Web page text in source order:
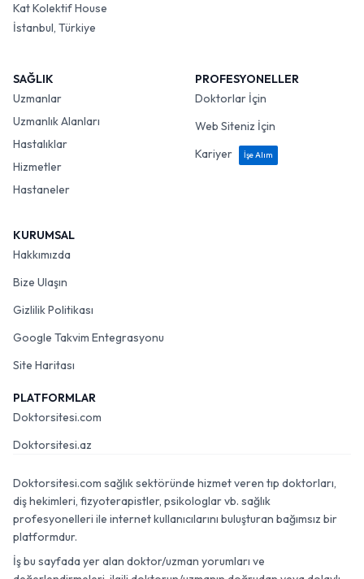
Kat Kolektif House
İstanbul, Türkiye
SAĞLIK
Uzmanlar
Uzmanlık Alanları
Hastalıklar
Hizmetler
Hastaneler
PROFESYONELLER
Doktorlar İçin
Web Siteniz İçin
Kariyer
İşe Alım
KURUMSAL
Hakkımızda
Bize Ulaşın
Gizlilik Politikası
Google Takvim Entegrasyonu
Site Haritası
PLATFORMLAR
Doktorsitesi.com
Doktorsitesi.az
Doktorsitesi.com sağlık sektöründe hizmet veren tıp doktorları,
diş hekimleri, fizyoterapistler, psikologlar vb. sağlık
profesyonelleri ile internet kullanıcılarını buluşturan bağımsız bir
platformdur.
İş bu sayfada yer alan doktor/uzman yorumları ve